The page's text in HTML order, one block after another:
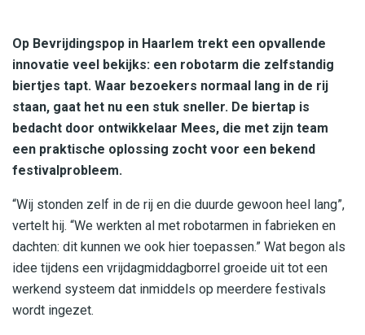
Op Bevrijdingspop in Haarlem trekt een opvallende
innovatie veel bekijks: een robotarm die zelfstandig
biertjes tapt. Waar bezoekers normaal lang in de rij
staan, gaat het nu een stuk sneller. De biertap is
bedacht door ontwikkelaar Mees, die met zijn team
een praktische oplossing zocht voor een bekend
festivalprobleem.
“Wij stonden zelf in de rij en die duurde gewoon heel lang”,
vertelt hij. “We werkten al met robotarmen in fabrieken en
dachten: dit kunnen we ook hier toepassen.” Wat begon als
idee tijdens een vrijdagmiddagborrel groeide uit tot een
werkend systeem dat inmiddels op meerdere festivals
wordt ingezet.